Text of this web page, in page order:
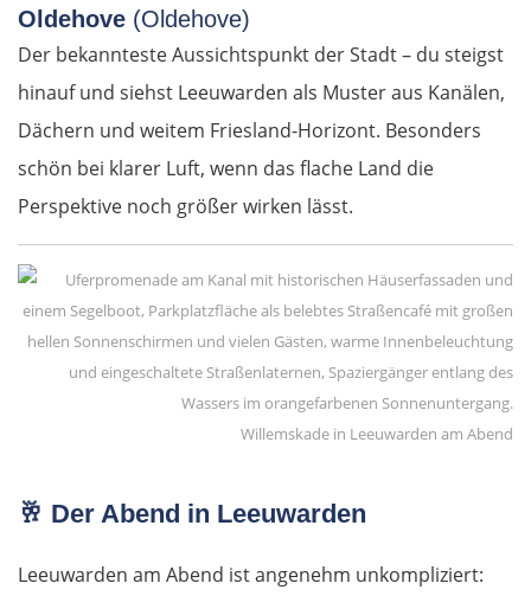
Oldehove (Oldehove)
Der bekannteste Aussichtspunkt der Stadt – du steigst
hinauf und siehst Leeuwarden als Muster aus Kanälen,
Dächern und weitem Friesland-Horizont. Besonders
schön bei klarer Luft, wenn das flache Land die
Perspektive noch größer wirken lässt.
Willemskade in Leeuwarden am Abend
🥂 Der Abend in Leeuwarden
Leeuwarden am Abend ist angenehm unkompliziert:
Arad
Szeged
Kroatien